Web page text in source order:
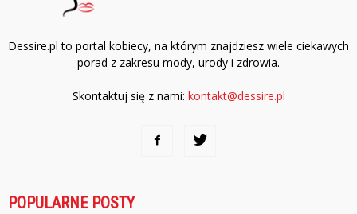
Dessire.pl to portal kobiecy, na którym znajdziesz wiele ciekawych
porad z zakresu mody, urody i zdrowia.
Skontaktuj się z nami: kontakt@dessire.pl
POPULARNE POSTY